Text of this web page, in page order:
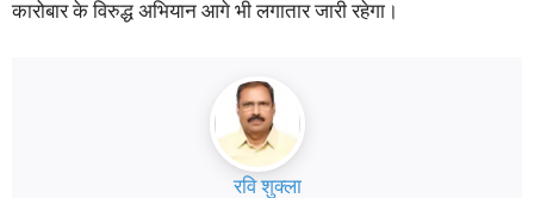
कारोबार के विरुद्ध अभियान आगे भी लगातार जारी रहेगा।
रवि शुक्ला